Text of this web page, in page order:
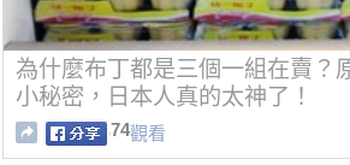
為什麼布丁都是三個一組在賣？
小秘密，日本人真的太神了！
74觀看